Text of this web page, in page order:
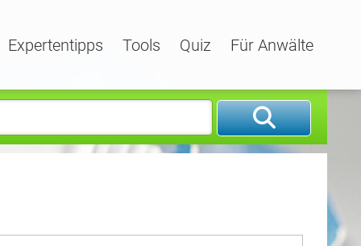
Expertentipps Tools Quiz Für Anwälte